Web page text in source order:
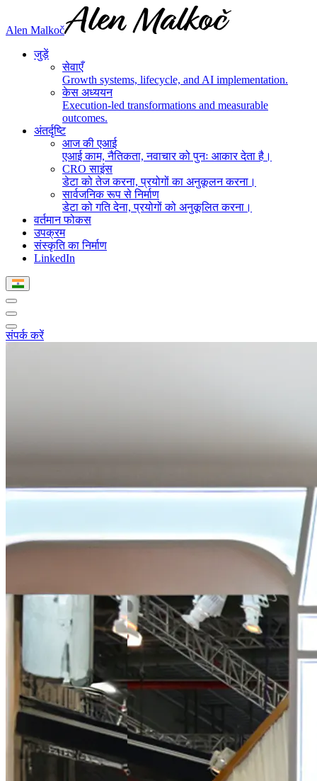
Alen Malkoč
जुड़ें
सेवाएँ
Growth systems, lifecycle, and AI implementation.
केस अध्ययन
Execution-led transformations and measurable
outcomes.
अंतर्दृष्टि
आज की एआई
एआई काम, नैतिकता, नवाचार को पुनः आकार देता है।
CRO साइंस
डेटा को तेज करना, प्रयोगों का अनुकूलन करना।
सार्वजनिक रूप से निर्माण
डेटा को गति देना, प्रयोगों को अनुकूलित करना।
वर्तमान फोकस
उपक्रम
संस्कृति का निर्माण
LinkedIn
संपर्क करें